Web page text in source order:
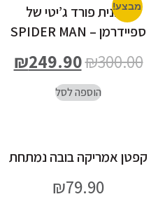
מבצע!
מכונית פורד ג’יטי של
ספיידרמן – SPIDER MAN
₪300.00
₪249.90
הוספה לסל
קפטן אמריקה בובה נמתחת
₪79.90